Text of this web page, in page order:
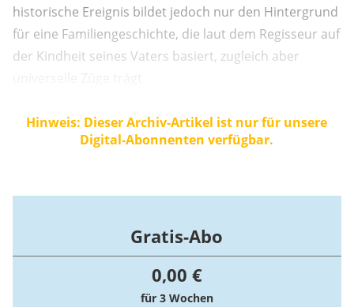
historische Ereignis bildet jedoch nur den Hintergrund
für eine Familiengeschichte, die laut dem Regisseur auf
der Kindheit seines Vaters basiert, zugleich aber
Hinweis: Dieser Archiv-Artikel ist nur für unsere
Digital-Abonnenten verfügbar.
Gratis-Abo
0,00 €
für 3 Wochen